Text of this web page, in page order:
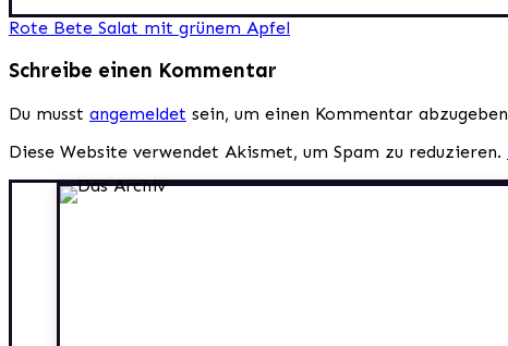
Beitragsnavigation
Rote Bete Salat mit grünem Apfel
Schreibe einen Kommentar
Du musst angemeldet sein, um einen Kommentar
Diese Website verwendet Akismet, um Spam zu reduzieren.